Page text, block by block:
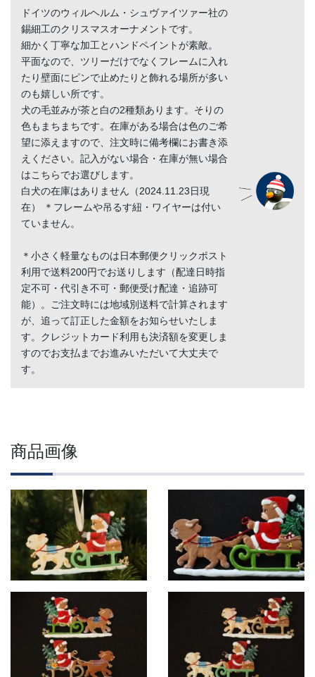
ドイツのウィルヘルム・シュヴァイツァー社の
錫細工のクリスマスオーナメントです。
細かく丁寧な加工とハンドペイントが素敵。
平面なので、ツリーだけでなくフレームに入れ
たり壁面にピンで止めたりと飾れる場所が多い
のも嬉しい所です。
犬の毛並みが茶と白の2種類あります。そりの
色もまちまちです。在庫がある場合は色のご希
望に添えますので、注文時に備考欄にお書き添
えください。記入がない場合・在庫が無い場合
はこちらでお選びします。
白犬の在庫はありません（2024.11.23日現
在） ＊フレームや吊るす紐・ワイヤーは付い
ていません。
＊小さく軽量なものは日本郵便クリックポスト
利用で送料200円でお送りします（配達日時指
定不可・代引き不可・郵便受け配達・追跡可
能）。ご注文時には地域別送料で計算されます
が、追って訂正した金額をお知らせいたしま
す。クレジットカード利用も決済額を変更しま
すのでお支払までお進みいただいて大丈夫で
す。
商品画像